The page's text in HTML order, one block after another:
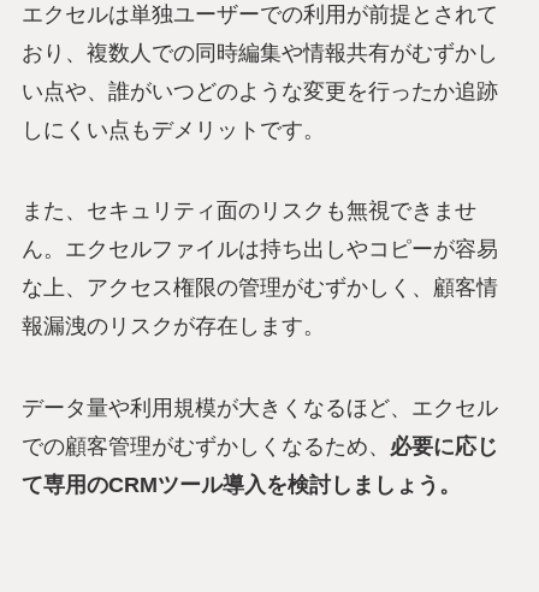
エクセルは単独ユーザーでの利用が前提とされて
おり、複数人での同時編集や情報共有がむずかし
い点や、誰がいつどのような変更を行ったか追跡
しにくい点もデメリットです。
また、セキュリティ面のリスクも無視できませ
ん。エクセルファイルは持ち出しやコピーが容易
な上、アクセス権限の管理がむずかしく、顧客情
報漏洩のリスクが存在します。
データ量や利用規模が大きくなるほど、エクセル
での顧客管理がむずかしくなるため、 必要に応じ
て専用のCRMツール導入を検討しましょう。